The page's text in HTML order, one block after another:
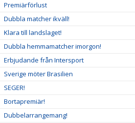
Premiärförlust
Dubbla matcher ikväll!
Klara till landslaget!
Dubbla hemmamatcher imorgon!
Erbjudande från Intersport
Sverige möter Brasilien
SEGER!
Bortapremiär!
Dubbelarrangemang!